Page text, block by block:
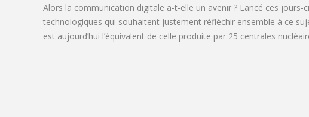
Alors la communication digitale a-t-elle un avenir ? Lancé ces jours-
technologiques qui souhaitent justement réfléchir ensemble à ce
est aujourd’hui l’équivalent de celle produite par 25 centrales